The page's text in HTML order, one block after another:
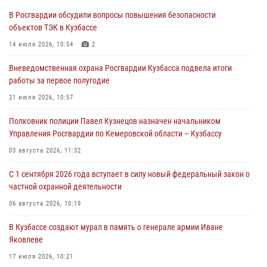
С 1 сентября 2026 года вступает в силу новый федеральный закон о
частной охранной деятельности
06 августа 2026, 10:19
Росгвардейцы задержали предполагаемого виновника причинения
ножевого ранения кемеровчанину
06 августа 2026, 09:18
Росгвардейцы задержали мужчину, повредившего имущество
горожанки
06 августа 2026, 08:17
Росгвардейцы пресекли противоправные действия и защитили
новокузнечанку от агрессивного знакомого
06 августа 2026, 07:16
В Росгвардии обсудили вопросы повышения безопасности
объектов ТЭК в Кузбассе
14 июля 2026, 10:54 2
Вневедомственная охрана Росгвардии Кузбасса подвела итоги
работы за первое полугодие
21 июля 2026, 10:57
Полковник полиции Павел Кузнецов назначен начальником
Управления Росгвардии по Кемеровской области – Кузбассу
03 августа 2026, 11:32
С 1 сентября 2026 года вступает в силу новый федеральный закон о
частной охранной деятельности
06 августа 2026, 10:19
В Кузбассе создают мурал в память о генерале армии Иване
Яковлеве
17 июля 2026, 10:21